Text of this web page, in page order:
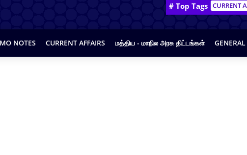
# Top Tags CURRENT
NOTES CURRENT AFFAIRS மத்திய - மாநில அரசு திட்டங்கள்